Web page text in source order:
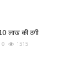
लाख की ठगी
0 1515